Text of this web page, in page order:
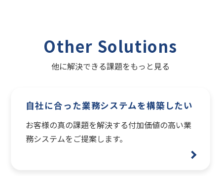
Other Solutions
他に解決できる課題をもっと見る
自社に合った業務システムを構築したい
お客様の真の課題を解決する付加価値の高い業
務システムをご提案します。